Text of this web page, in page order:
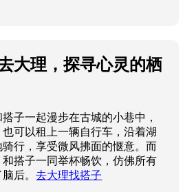
大理，探寻心灵的栖
子一起漫步在古城的小巷中，
可以租上一辆自行车，沿着湖
行，享受微风拂面的惬意。而
搭子一同举杯畅饮，仿佛所有
脑后。去大理找搭子